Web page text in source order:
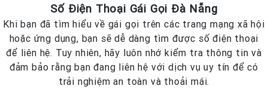
Số Điện Thoại Gái Gọi Đà Nẵng
Khi bạn đã tìm hiểu về gái gọi trên các trang mạng xã hội
hoặc ứng dụng, bạn sẽ dễ dàng tìm được số điện thoại
để liên hệ. Tuy nhiên, hãy luôn nhớ kiểm tra thông tin và
đảm bảo rằng bạn đang liên hệ với dịch vụ uy tín để có
trải nghiệm an toàn và thoải mái.